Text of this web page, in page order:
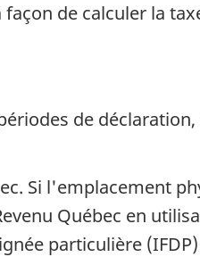
de calculer la
de
Si l'emplacement
Québec en
particulière